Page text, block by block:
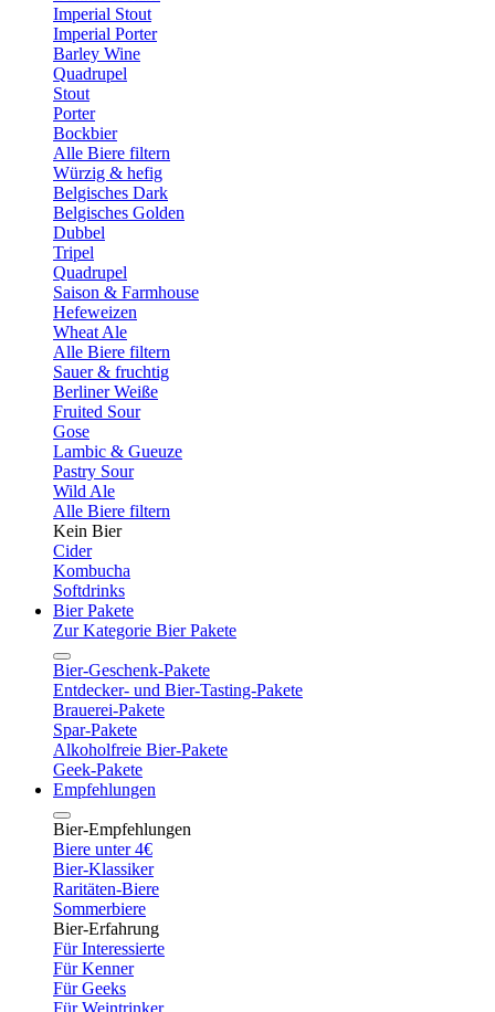
Imperial Stout
Imperial Porter
Barley Wine
Quadrupel
Stout
Porter
Bockbier
Alle Biere filtern
Würzig & hefig
Belgisches Dark
Belgisches Golden
Dubbel
Tripel
Quadrupel
Saison & Farmhouse
Hefeweizen
Wheat Ale
Alle Biere filtern
Sauer & fruchtig
Berliner Weiße
Fruited Sour
Gose
Lambic & Gueuze
Pastry Sour
Wild Ale
Alle Biere filtern
Kein Bier
Cider
Kombucha
Softdrinks
Bier Pakete
Zur Kategorie Bier Pakete
Bier-Geschenk-Pakete
Entdecker- und Bier-Tasting-Pakete
Brauerei-Pakete
Spar-Pakete
Alkoholfreie Bier-Pakete
Geek-Pakete
Empfehlungen
Bier-Empfehlungen
Biere unter 4€
Bier-Klassiker
Raritäten-Biere
Sommerbiere
Bier-Erfahrung
Für Interessierte
Für Kenner
Für Geeks